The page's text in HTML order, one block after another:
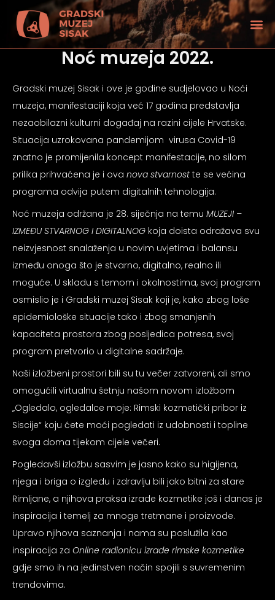
Noć muzeja 2022.
Gradski muzej Sisak i ove je godine sudjelovao u Noći
muzeja, manifestaciji koja već 17 godina predstavlja
nezaobilazni kulturni događaj na razini cijele Hrvatske.
Situacija uzrokovana pandemijom virusa Covid-19
znatno je promijenila koncept manifestacije, no silom
prilika prihvaćena je i ova nova stvarnost te se većina
programa odvija putem digitalnih tehnologija.
Noć muzeja održana je 28. siječnja na temu MUZEJI –
IZMEĐU STVARNOG I DIGITALNOG koja doista odražava svu
neizvjesnost snalaženja u novim uvjetima i balansu
između onoga što je stvarno, digitalno, realno ili
moguće. U skladu s temom i okolnostima, svoj program
osmislio je i Gradski muzej Sisak koji je, kako zbog loše
epidemiološke situacije tako i zbog smanjenih
kapaciteta prostora zbog posljedica potresa, svoj
program pretvorio u digitalne sadržaje.
Naši izložbeni prostori bili su tu večer zatvoreni, ali smo
omogućili virtualnu šetnju našom novom izložbom
„Ogledalo, ogledalce moje: Rimski kozmetički pribor iz
Siscije“ koju ćete moći pogledati iz udobnosti i topline
svoga doma tijekom cijele večeri.
Pogledavši izložbu sasvim je jasno kako su higijena,
njega i briga o izgledu i zdravlju bili jako bitni za stare
Rimljane, a njihova praksa izrade kozmetike još i danas je
inspiracija i temelj za mnoge tretmane i proizvode.
Upravo njihova saznanja i nama su poslužila kao
inspiracija za Online radionicu izrade rimske kozmetike
gdje smo ih na jedinstven način spojili s suvremenim
trendovima.